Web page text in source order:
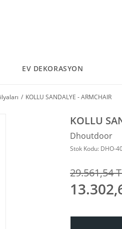
EV DEKORASYON
KOLLU SANDALYE - ARMCHAIR
KOLLU
Dhoutdoor
Stok Kodu: DHO-
29.561,54